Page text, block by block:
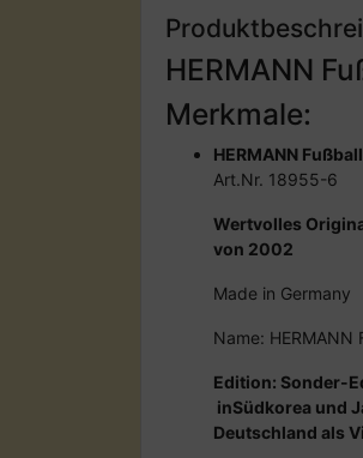
HERMANN
Merkmale:
HERMANN
Art.Nr. 18955-6
Wertvolles
von 2002
Made in Germany
Name: HERMANN
Edition: Sonder-
inSüdkorea und
Deutschland als